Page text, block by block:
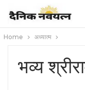
Home अध्यात्म
भव्य